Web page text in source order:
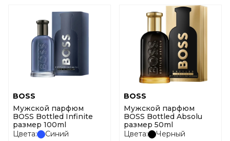
BOSS
Мужской парфюм
BOSS Bottled Infinite
размер 100ml
Цвета:
Синий
BOSS
Мужской парфюм
BOSS Bottled Absolu
размер 50ml
Цвета:
Черный